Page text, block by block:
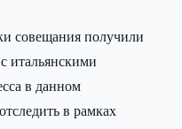
совещания получили
итальянскими
в данном
в рамках